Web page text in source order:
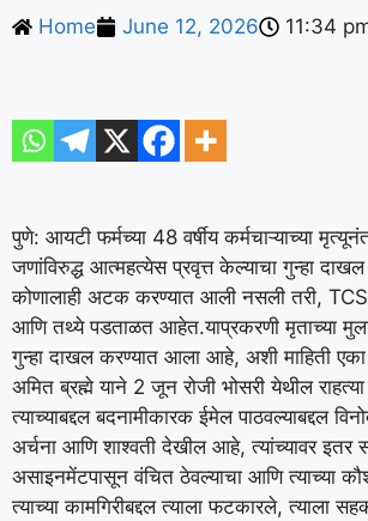
Home June 12, 2026 11:34
पुणे: आयटी फर्मच्या 48 वर्षीय कर्मचाऱ्याच्या
जणांविरुद्ध आत्महत्येस प्रवृत्त केल्याचा गुन्हा
कोणालाही अटक करण्यात आली नसली तरी, TCS
आणि तथ्ये पडताळत आहेत.याप्रकरणी मृताच्या
गुन्हा दाखल करण्यात आला आहे, अशी माहिती एका
अमित ब्रह्मे याने 2 जून रोजी भोसरी येथील
त्याच्याबद्दल बदनामीकारक ईमेल पाठवल्याबद्दल
अर्चना आणि शाश्वती देखील आहे, त्यांच्यावर इतर
असाइनमेंटपासून वंचित ठेवल्याचा आणि त्याच्या
त्याच्या कामगिरीबद्दल त्याला फटकारले, त्याला